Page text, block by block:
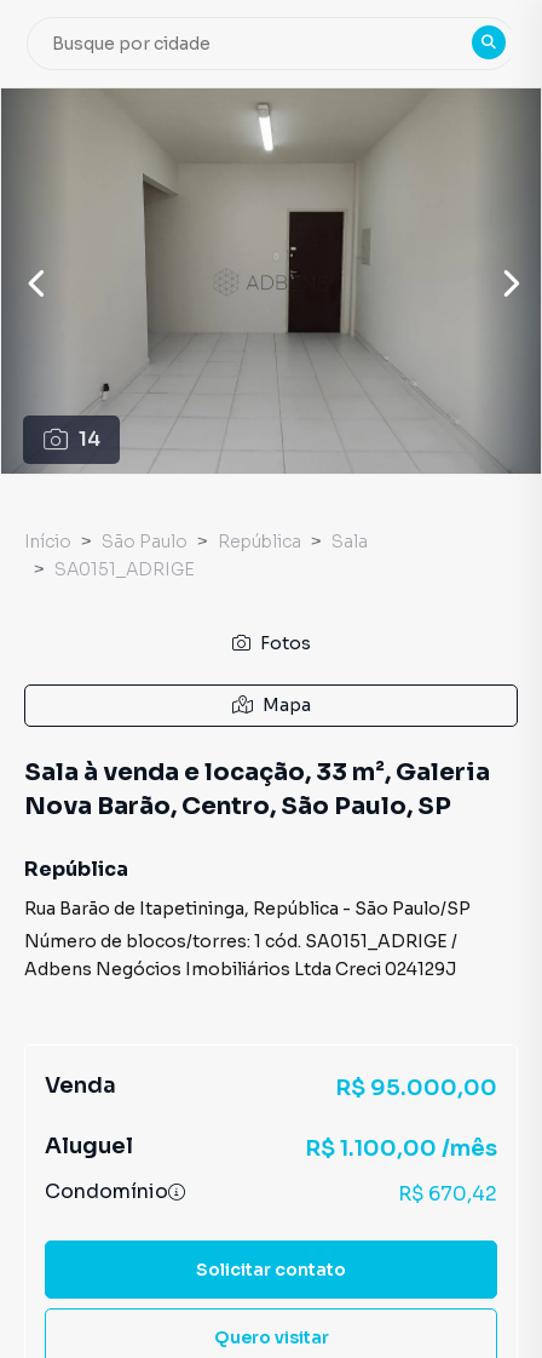
14
Início São Paulo República
Sala
SA0151_ADRIGE
Fotos
Mapa
Sala à venda e locação, 33 m², Galeria
Nova Barão, Centro, São Paulo, SP
República
Rua Barão de Itapetininga, República - São Paulo/SP
Número de blocos/torres: 1 cód. SA0151_ADRIGE /
Adbens Negócios Imobiliários Ltda Creci024129J
Venda R$ 95.000,00
Aluguel R$ 1.100,00 /mês
Condomínio R$ 670,42
Solicitar contato
Quero visitar